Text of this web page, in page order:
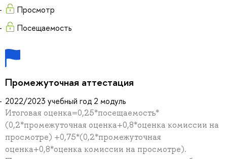
Просмотр
Посещаемость
Промежуточная аттестация
2022/2023 учебный год 2 модуль
Итоговая оценка=0,25*посещаемость*
(0,2*промежуточная оценка+0,8*оценка комиссии на
просмотре) +0,75*(0,2*промежуточная
оценка+0,8*оценка комиссии на просмотре).